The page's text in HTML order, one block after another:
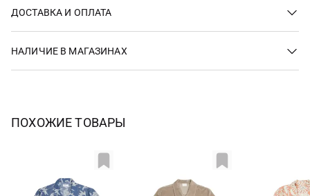
ДОСТАВКА И ОПЛАТА
НАЛИЧИЕ В МАГАЗИНАХ
ПОХОЖИЕ ТОВАРЫ